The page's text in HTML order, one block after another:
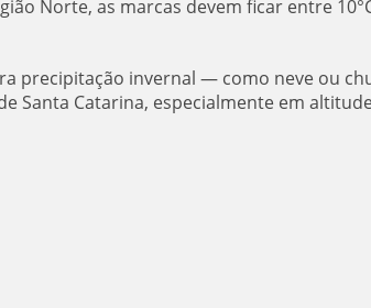
Norte, as marcas devem ficar entre
precipitação invernal — como neve ou
Santa Catarina, especialmente em